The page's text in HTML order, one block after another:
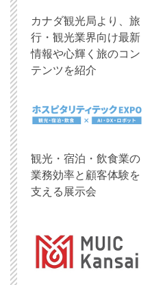
​カナダ観光局より、旅
行・観光業界向け最新
情報や心輝く旅のコン
テンツを紹介
観光・宿泊・飲食業の
業務効率と顧客体験を
支える展示会